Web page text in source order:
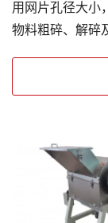
用网片孔径大小
物料粗碎、解碎